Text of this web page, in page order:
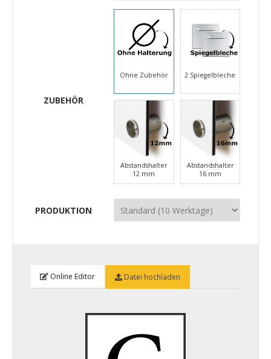
ZUBEHÖR
Ohne Zubehör 2 Spiegelbleche
Abstandshalter
12 mm
Abstandshalter
16 mm
PRODUKTION
Online Editor Datei hochladen